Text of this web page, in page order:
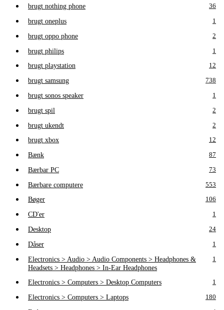
brugt nothing phone 36
brugt oneplus 1
brugt oppo phone 2
brugt philips 1
brugt playstation 12
brugt samsung 738
brugt sonos speaker 1
brugt spil 2
brugt ukendt 2
brugt xbox 12
Bænk 87
Bærbar PC 73
Bærbare computere 553
Bøger 106
CD'er 1
Desktop 24
Dåser 1
Electronics > Audio > Audio Components > Headphones &
Headsets > Headphones > In-Ear Headphones
1
Electronics > Computers > Desktop Computers 1
Electronics > Computers > Laptops 180